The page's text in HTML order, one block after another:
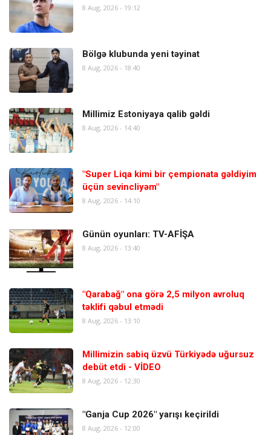
8 Aug, 2026 - 19:12
Bölgə klubunda yeni təyinat
8 Aug, 2026 - 18:40
Millimiz Estoniyaya qalib gəldi
8 Aug, 2026 - 14:40
"Super Liqa kimi bir çempionata gəldiyim
üçün sevincliyəm"
8 Aug, 2026 - 14:10
Günün oyunları: TV-AFİŞA
8 Aug, 2026 - 13:40
"Qarabağ" ona görə 2,5 milyon avroluq
təklifi qəbul etmədi
8 Aug, 2026 - 13:10
Millimizin sabiq üzvü Türkiyədə uğursuz
debüt etdi - VİDEO
8 Aug, 2026 - 12:30
"Ganja Cup 2026" yarışı keçirildi
8 Aug, 2026 - 12:00